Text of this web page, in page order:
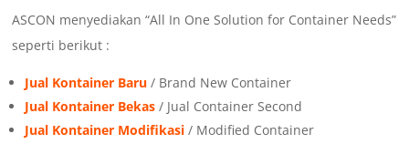
ASCON menyediakan “All In One Solution for Container Needs”
seperti berikut :
Jual Kontainer Baru / Brand New Container
Jual Kontainer Bekas / Jual Container Second
Jual Kontainer Modifikasi / Modified Container